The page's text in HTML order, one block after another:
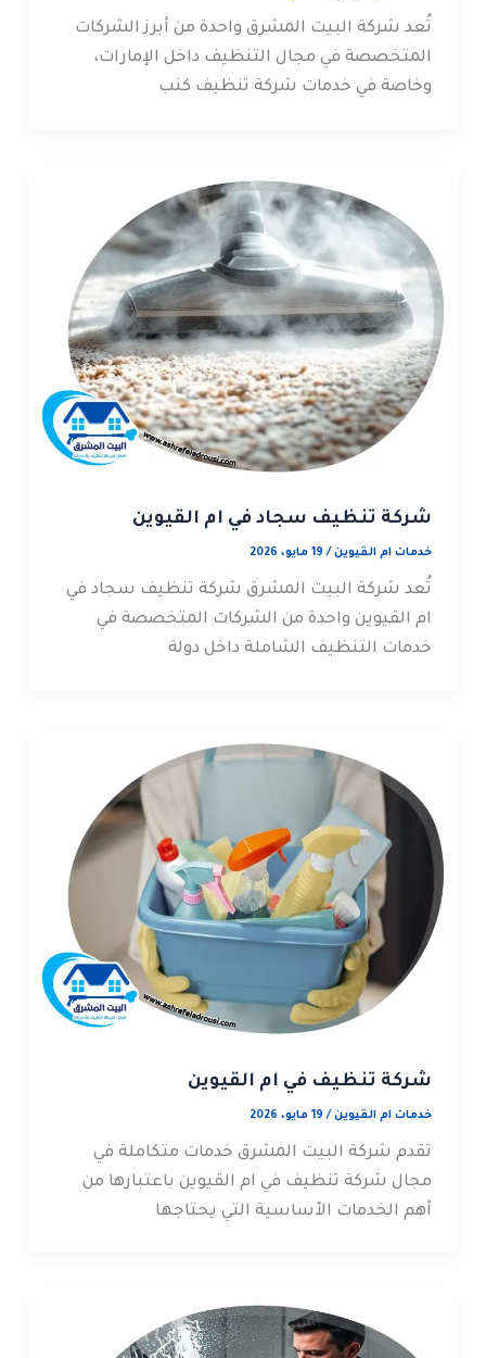
تُعد شركة البيت المشرق واحدة من أبرز الشركات
المتخصصة في مجال التنظيف داخل الإمارات،
وخاصة في خدمات شركة تنظيف كنب
شركة تنظيف سجاد في ام القيوين
خدمات ام القيوين/ 19 مايو، 2026
تُعد شركة البيت المشرق شركة تنظيف سجاد في
ام القيوين واحدة من الشركات المتخصصة في
خدمات التنظيف الشاملة داخل دولة
شركة تنظيف في ام القيوين
خدمات ام القيوين/ 19 مايو، 2026
تقدم شركة البيت المشرق خدمات متكاملة في
مجال شركة تنظيف في ام القيوين باعتبارها من
أهم الخدمات الأساسية التي يحتاجها